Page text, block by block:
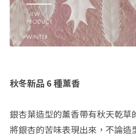
秋冬新品 6 種薰香
銀杏葉造型的薰香帶有秋天乾草
將銀杏的苦味表現出來，不論造